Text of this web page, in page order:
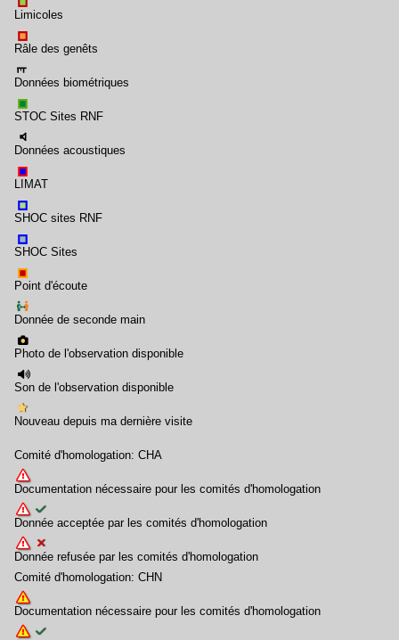
Limicoles
Râle des genêts
Données biométriques
STOC Sites RNF
Données acoustiques
LIMAT
SHOC sites RNF
SHOC Sites
Point d'écoute
Donnée de seconde main
Photo de l'observation disponible
Son de l'observation disponible
Nouveau depuis ma dernière visite
Comité d'homologation: CHA
Documentation nécessaire pour les comités d'homologation
Donnée acceptée par les comités d'homologation
Donnée refusée par les comités d'homologation
Comité d'homologation: CHN
Documentation nécessaire pour les comités d'homologation